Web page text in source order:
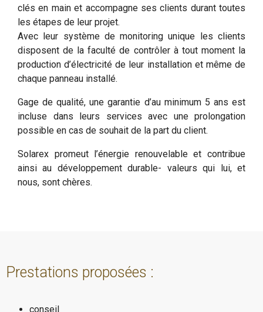
clés en main et accompagne ses clients durant toutes
les étapes de leur projet.
Avec leur système de monitoring unique les clients
disposent de la faculté de contrôler à tout moment la
production d’électricité de leur installation et même de
chaque panneau installé.
Gage de qualité, une garantie d’au minimum 5 ans est
incluse dans leurs services avec une prolongation
possible en cas de souhait de la part du client.
Solarex promeut l’énergie renouvelable et contribue
ainsi au développement durable- valeurs qui lui, et
nous, sont chères.
Prestations proposées :
conseil